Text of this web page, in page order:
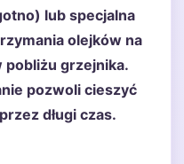
lub specjalna
olejków na
pobliżu grzejnika.
pozwoli cieszyć
długi czas.